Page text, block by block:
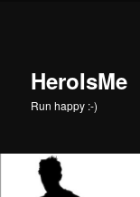
inhoudHeroIsMe
Run happy :-)